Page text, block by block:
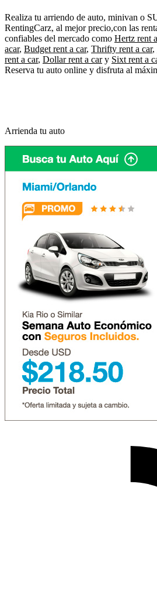
Realiza tu arriendo de auto, minivan o
RentingCarz, al mejor precio,con las
confiables del mercado como Hertz rent
acar, Budget rent a car, Thrifty rent a car,
rent a car, Dollar rent a cary Sixt rent a
Reserva tu auto online y disfruta al
Arrienda tu auto